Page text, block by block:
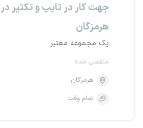
جهت کار در تایپ و تکثیر در
هرمزگان
یک مجموعه معتبر
منقضی شده
هرمزگان
تمام وقت